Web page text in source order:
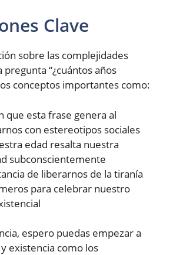
Clave
sobre las complejidades
pregunta “¿cuántos años
conceptos importantes como:
que esta frase genera al
con estereotipos sociales
edad resalta nuestra
subconscientemente
de liberarnos de la tiranía
para celebrar nuestro
espero puedas empezar a
existencia como los